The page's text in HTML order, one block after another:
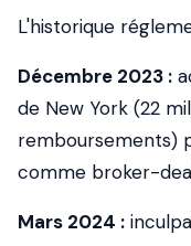
L'historique
Décembre 2023 :
de New York (22
remboursements)
comme broker-
Mars 2024 :